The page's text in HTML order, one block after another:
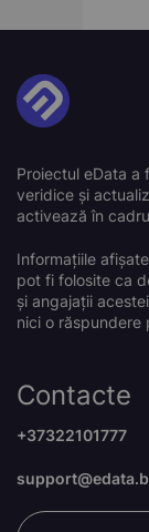
Proiectul eData
veridice și
activează în
Informațiile
pot fi folosite ca
și angajații
nici o răspundere
Contacte
+37322101777